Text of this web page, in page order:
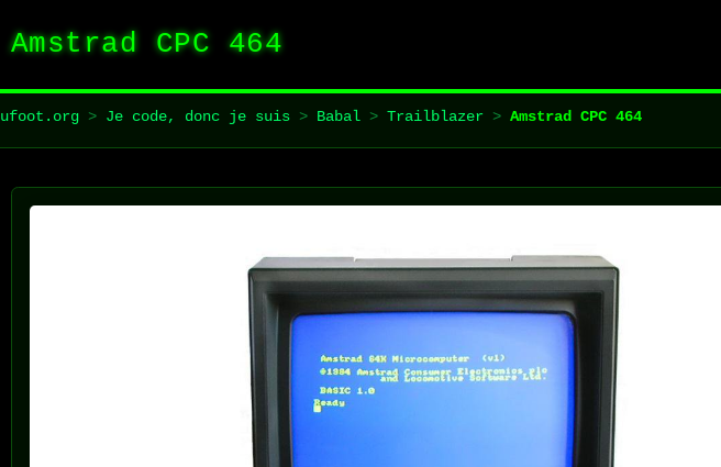
Amstrad CPC 464
ufoot.org > Je code, donc je suis > Babal >Trailblazer >Amstrad CPC 464